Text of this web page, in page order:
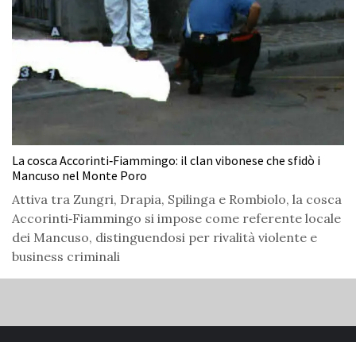
La cosca Accorinti‑Fiammingo: il clan vibonese che sfidò i
Mancuso nel Monte Poro
Attiva tra Zungri, Drapia, Spilinga e Rombiolo, la cosca
Accorinti‑Fiammingo si impose come referente locale
dei Mancuso, distinguendosi per rivalità violente e
business criminali